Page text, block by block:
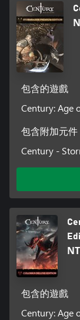
包含的遊戲
Century: Age
包含附加元件
Century -
包含的遊戲
Century: Age